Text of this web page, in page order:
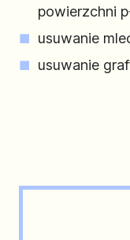
powierzchni
usuwanie
usuwanie